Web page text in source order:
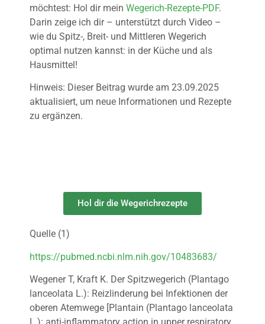
möchtest: Hol dir mein Wegerich-Rezepte-PDF.
Darin zeige ich dir – unterstützt durch Video –
wie du Spitz-, Breit- und Mittleren Wegerich
optimal nutzen kannst: in der Küche und als
Hausmittel!
Hinweis: Dieser Beitrag wurde am 23.09.2025
aktualisiert, um neue Informationen und Rezepte
zu ergänzen.
Hol dir die Wegerichrezepte
Quelle (1)
https://pubmed.ncbi.nlm.nih.gov/10483683/
Wegener T, Kraft K. Der Spitzwegerich (Plantago
lanceolata L.): Reizlinderung bei Infektionen der
oberen Atemwege [Plantain (Plantago lanceolata